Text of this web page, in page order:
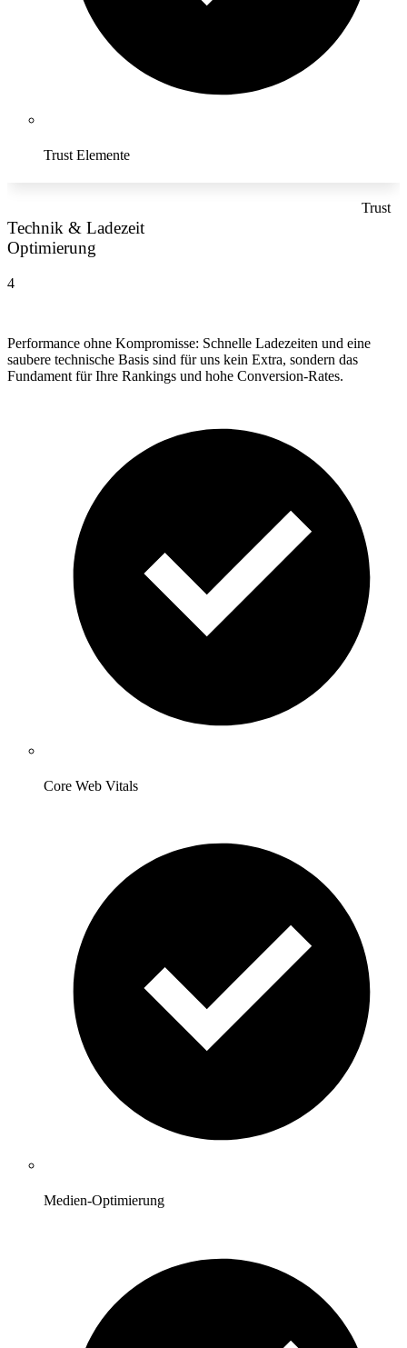
Trust Elemente
Trust
Technik & Ladezeit
Optimierung
4
Performance ohne Kompromisse: Schnelle Ladezeiten und eine
saubere technische Basis sind für uns kein Extra, sondern das
Fundament für Ihre Rankings und hohe Conversion-Rates.
Core Web Vitals
Medien-Optimierung